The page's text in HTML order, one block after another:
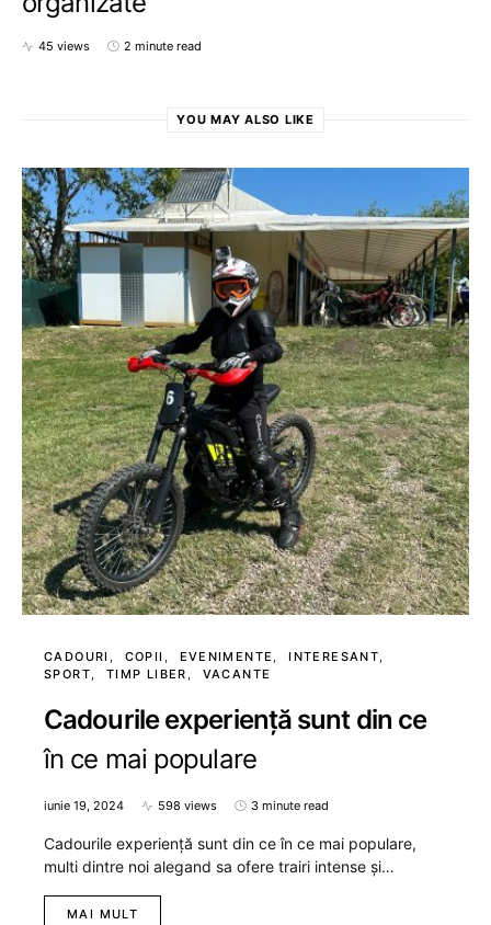
45 views 2 minute read
YOU MAY ALSO LIKE
CADOURI COPII EVENIMENTE
INTERESANT
SPORT
TIMP LIBER VACANTE
Cadourile experiență sunt din ce
în ce mai populare
iunie 19, 2024 598 views 3 minute read
Cadourile experiență sunt din ce în ce mai populare,
multi dintre noi alegand sa ofere trairi intense și…
MAI MULT